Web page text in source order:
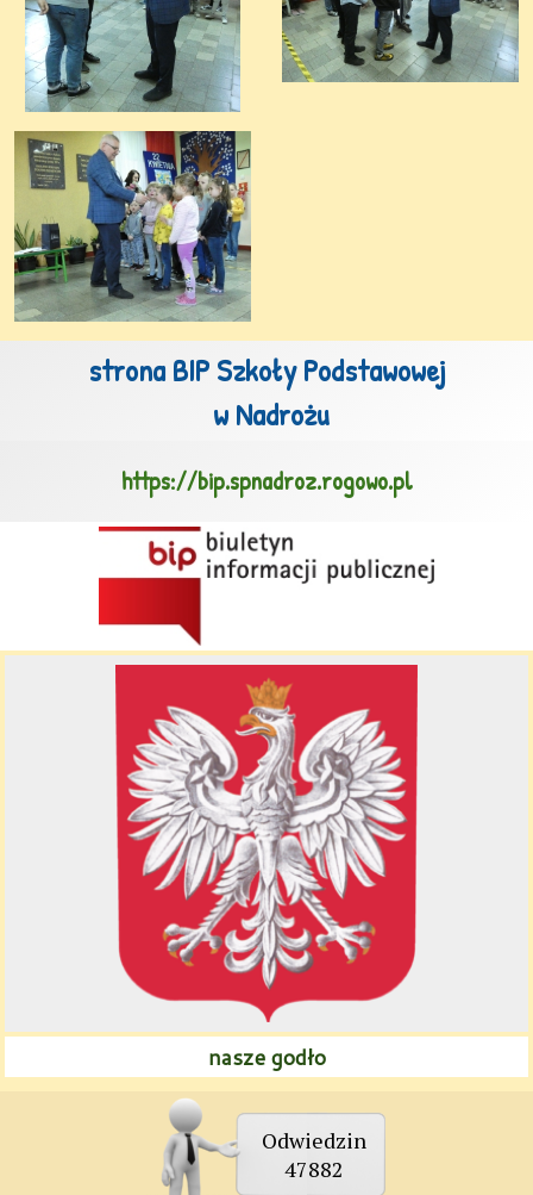
strona BIP Szkoły Podstawowej
w Nadrożu
https://bip.spnadroz.rogowo.pl
nasze godło
Odwiedzin
47882